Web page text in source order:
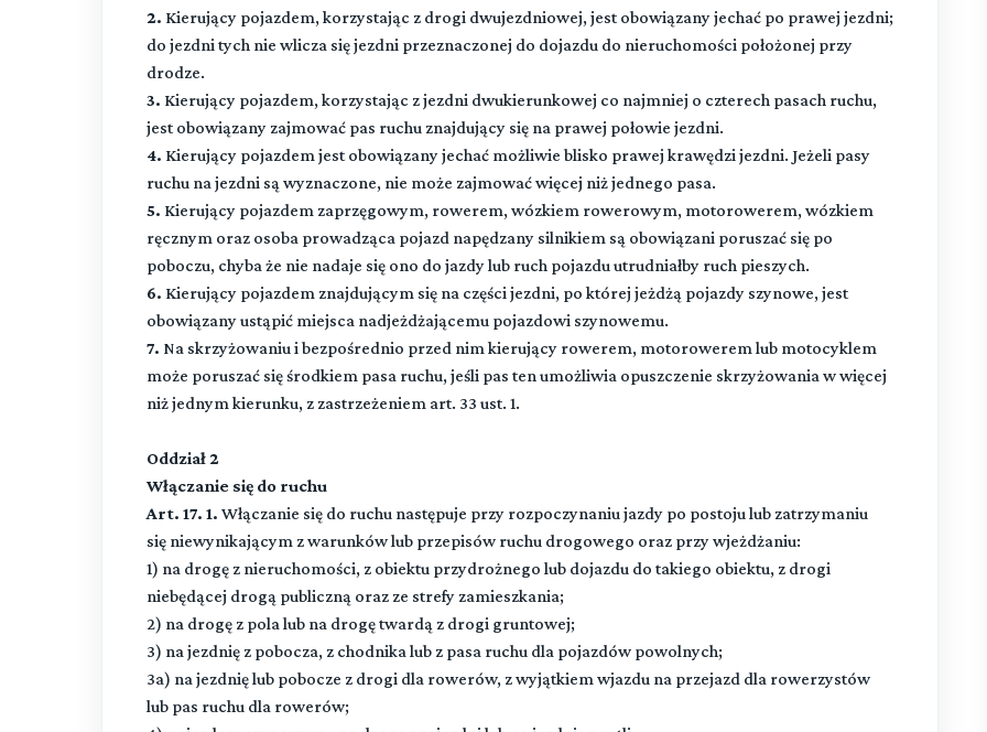
2. Kierujący pojazdem, korzystając z drogi dwujezdniowej, jest obowiązany jechać po prawej jezdni;
do jezdni tych nie wlicza się jezdni przeznaczonej do dojazdu do nieruchomości położonej przy
drodze.
3. Kierujący pojazdem, korzystając z jezdni dwukierunkowej co najmniej o czterech pasach ruchu,
jest obowiązany zajmować pas ruchu znajdujący się na prawej połowie jezdni.
4. Kierujący pojazdem jest obowiązany jechać możliwie blisko prawej krawędzi jezdni. Jeżeli pasy
ruchu na jezdni są wyznaczone, nie może zajmować więcej niż jednego pasa.
5. Kierujący pojazdem zaprzęgowym, rowerem, wózkiem rowerowym, motorowerem, wózkiem
ręcznym oraz osoba prowadząca pojazd napędzany silnikiem są obowiązani poruszać się po
poboczu, chyba że nie nadaje się ono do jazdy lub ruch pojazdu utrudniałby ruch pieszych.
6. Kierujący pojazdem znajdującym się na części jezdni, po której jeżdżą pojazdy szynowe, jest
obowiązany ustąpić miejsca nadjeżdżającemu pojazdowi szynowemu.
7. Na skrzyżowaniu i bezpośrednio przed nim kierujący rowerem, motorowerem lub motocyklem
może poruszać się środkiem pasa ruchu, jeśli pas ten umożliwia opuszczenie skrzyżowania w więcej
niż jednym kierunku, z zastrzeżeniem art. 33 ust. 1.
Oddział 2
Włączanie się do ruchu
Art. 17. 1. Włączanie się do ruchu następuje przy rozpoczynaniu jazdy po postoju lub zatrzymaniu
się niewynikającym z warunków lub przepisów ruchu drogowego oraz przy wjeżdżaniu:
1) na drogę z nieruchomości, z obiektu przydrożnego lub dojazdu do takiego obiektu, z drogi
niebędącej drogą publiczną oraz ze strefy zamieszkania;
2) na drogę z pola lub na drogę twardą z drogi gruntowej;
3) na jezdnię z pobocza, z chodnika lub z pasa ruchu dla pojazdów powolnych;
3a) na jezdnię lub pobocze z drogi dla rowerów, z wyjątkiem wjazdu na przejazd dla rowerzystów
lub pas ruchu dla rowerów;